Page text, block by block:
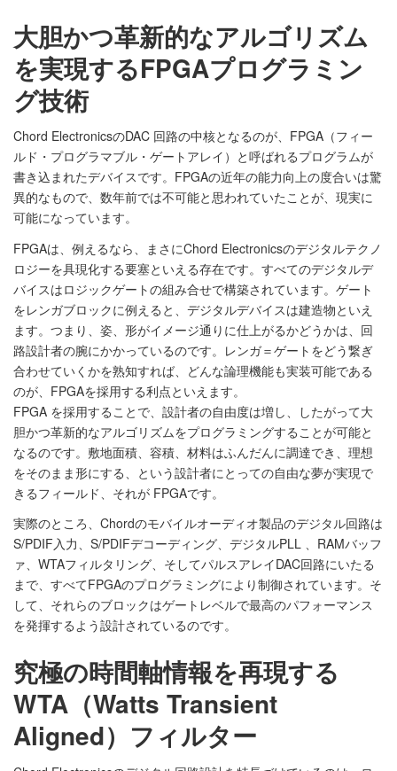
大胆かつ革新的なアルゴリズム
を実現するFPGAプログラミン
グ技術
Chord ElectronicsのDAC 回路の中核となるのが、FPGA（フィー
ルド・プログラマブル・ゲートアレイ）と呼ばれるプログラムが
書き込まれたデバイスです。FPGAの近年の能力向上の度合いは驚
異的なもので、数年前では不可能と思われていたことが、現実に
可能になっています。
FPGAは、例えるなら、まさにChord Electronicsのデジタルテクノ
ロジーを具現化する要塞といえる存在です。すべてのデジタルデ
バイスはロジックゲートの組み合せで構築されています。ゲート
をレンガブロックに例えると、デジタルデバイスは建造物といえ
ます。つまり、姿、形がイメージ通りに仕上がるかどうかは、回
路設計者の腕にかかっているのです。レンガ＝ゲートをどう繋ぎ
合わせていくかを熟知すれば、どんな論理機能も実装可能である
のが、FPGAを採用する利点といえます。
FPGA を採用することで、設計者の自由度は増し、したがって大
胆かつ革新的なアルゴリズムをプログラミングすることが可能と
なるのです。敷地面積、容積、材料はふんだんに調達でき、理想
をそのまま形にする、という設計者にとっての自由な夢が実現で
きるフィールド、それが FPGAです。
実際のところ、Chordのモバイルオーディオ製品のデジタル回路は
S/PDIF入力、S/PDIFデコーディング、デジタルPLL 、RAMバッフ
ァ、WTAフィルタリング、そしてパルスアレイDAC回路にいたる
まで、すべてFPGAのプログラミングにより制御されています。そ
して、それらのブロックはゲートレベルで最高のパフォーマンス
を発揮するよう設計されているのです。
究極の時間軸情報を再現する
WTA（Watts Transient
Aligned）フィルター